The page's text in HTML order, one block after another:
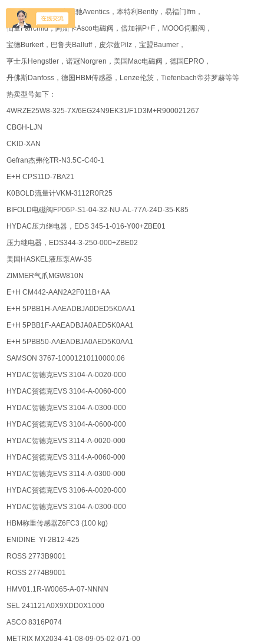
萨姆森Samson，安沃驰Aventics，本特利Bently，易福门Ifm，
仙童Fairchild，阿斯卡Asco电磁阀，倍加福P+F，MOOG伺服阀，
宝德Burkert，巴鲁夫Balluff，皮尔兹Pilz，宝盟Baumer，
亨士乐Hengstler，诺冠Norgren，美国Mac电磁阀，德国EPRO，
丹佛斯Danfoss，德国HBM传感器，Lenze伦茨，Tiefenbach帝芬罗赫等等
热卖型号如下：
4WRZE25W8-325-7X/6EG24N9EK31/F1D3M+R900021267
CBGH-LJN
CKID-XAN
Gefran杰弗伦TR-N3.5C-C40-1
E+H CPS11D-7BA21
K0BOLD流量计VKM-3112R0R25
BIFOLD电磁阀FP06P-S1-04-32-NU-AL-77A-24D-35-K85
HYDAC压力继电器，EDS 345-1-016-Y00+ZBE01
压力继电器，EDS344-3-250-000+ZBE02
美国HASKEL液压泵AW-35
ZIMMER气爪MGW810N
E+H CM442-AAN2A2F011B+AA
E+H 5PBB1H-AAEADBJA0DED5K0AA1
E+H 5PBB1F-AAEADBJA0AED5K0AA1
E+H 5PBB50-AAEADBJA0AED5K0AA1
SAMSON 3767-10001210110000.06
HYDAC贺德克EVS 3104-A-0020-000
HYDAC贺德克EVS 3104-A-0060-000
HYDAC贺德克EVS 3104-A-0300-000
HYDAC贺德克EVS 3104-A-0600-000
HYDAC贺德克EVS 3114-A-0020-000
HYDAC贺德克EVS 3114-A-0060-000
HYDAC贺德克EVS 3114-A-0300-000
HYDAC贺德克EVS 3106-A-0020-000
HYDAC贺德克EVS 3104-A-0300-000
HBM称重传感器Z6FC3 (100 kg)
ENIDINE YI-2B12-425
ROSS 2773B9001
ROSS 2774B9001
HMV01.1R-W0065-A-07-NNNN
SEL 241121A0X9XDD0X1000
ASCO 8316P074
METRIX MX2034-41-08-09-05-02-071-00